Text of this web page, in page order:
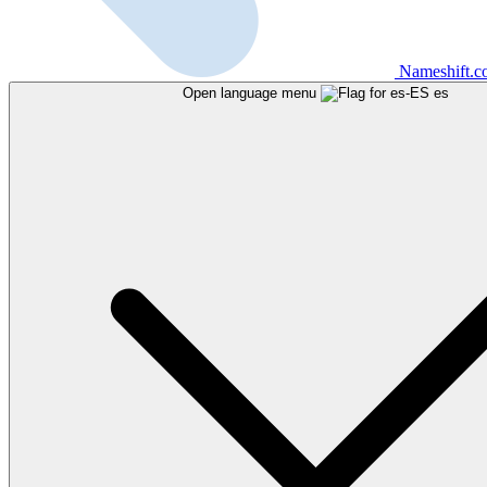
Open language menu es